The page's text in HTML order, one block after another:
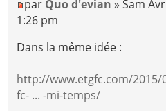
par Quo d'evian » Sam
1:26 pm
Dans la même idée :
http://www.etgfc.com/2015/
fc- ... -mi-temps/